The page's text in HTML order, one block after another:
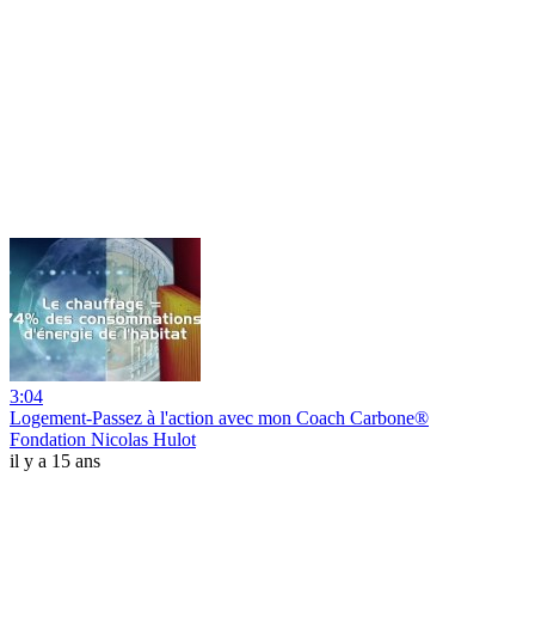
3:04
Logement-Passez à l'action avec mon Coach Carbone®
Fondation Nicolas Hulot
il y a 15 ans